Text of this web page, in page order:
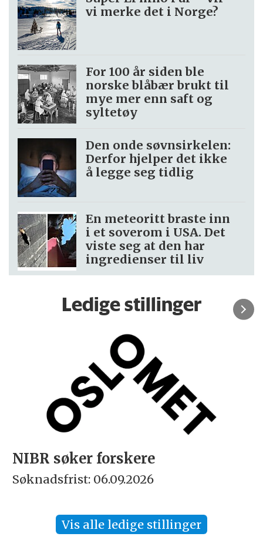
vi merke det i Norge?
For 100 år siden ble
norske blåbær brukt til
mye mer enn saft og
syltetøy
Den onde søvnsirkelen:
Derfor hjelper det ikke
å legge seg tidlig
En meteoritt braste inn
i et soverom i USA. Det
viste seg at den har
ingredienser til liv
Ledige stillinger
NIBR søker forskere
Søknadsfrist: 06.09.2026
Vis alle ledige stillinger